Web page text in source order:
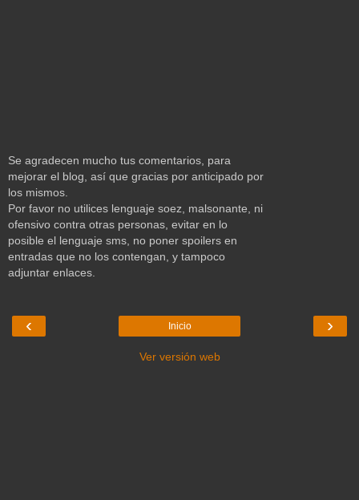
Se agradecen mucho tus comentarios, para
mejorar el blog, así que gracias por anticipado por
los mismos.
Por favor no utilices lenguaje soez, malsonante, ni
ofensivo contra otras personas, evitar en lo
posible el lenguaje sms, no poner spoilers en
entradas que no los contengan, y tampoco
adjuntar enlaces.
‹ ›
Inicio
Ver versión web